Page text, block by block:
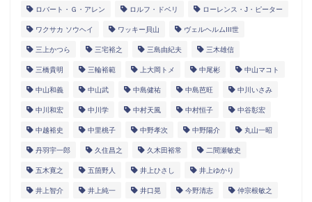
ロバート・Ｇ・アレン ロルフ・ドベリ ローレンス・J・ピーター
ワクサカ ソウヘイ ワッキー貝山 ヴェルヘルムIII世
三上かつら 三宅裕之 三島由紀夫 三木雄信
三橋貴明 三輪裕範 上大岡トメ 中尾彬 中山マコト
中山和義 中山武 中島健祐 中島芭旺 中川いさみ
中川和宏 中川学 中村天風 中村恒子 中谷彰宏
中越裕史 中里桃子 中野孝次 中野陽介 丸山一昭
丹羽宇一郎 久住昌之 久木田裕常 二間瀬敏史
五木寛之 五箇野人 井上ひさし 井上ゆかり
井上智介 井上純一 井口晃 今野清志 仲宗根敏之